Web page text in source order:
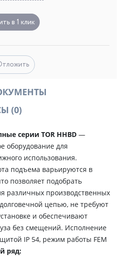
в 1 клик
(0)
серии TOR HHBD —
оборудование для
использования.
подъема варьируются в
позволяет подобрать
различных производственных
цепью, не требуют
и обеспечивают
без смещений. Исполнение
IP 54, режим работы FEM
ряд: